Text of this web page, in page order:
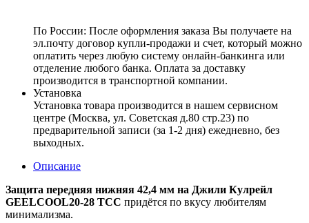
По России: После оформления заказа Вы получаете на
эл.почту договор купли-продажи и счет, который можно
оплатить через любую систему онлайн-банкинга или
отделение любого банка. Оплата за доставку
производится в транспортной компании.
Установка
Установка товара производится в нашем сервисном
центре (Москва, ул. Советская д.80 стр.23) по
предварительной записи (за 1-2 дня) ежедневно, без
выходных.
Описание
Защита передняя нижняя 42,4 мм на Джили Кулрейл
GEELCOOL20-28 ТСС придётся по вкусу любителям
минимализма.